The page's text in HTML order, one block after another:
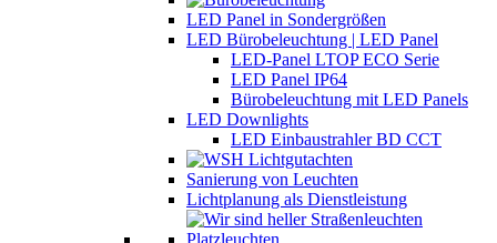
LED Panel in Sondergrößen
LED Bürobeleuchtung | LED Panel
LED-Panel LTOP ECO Serie
LED Panel IP64
Bürobeleuchtung mit LED Panels
LED Downlights
LED Einbaustrahler BD CCT
Sanierung von Leuchten
Lichtplanung als Dienstleistung